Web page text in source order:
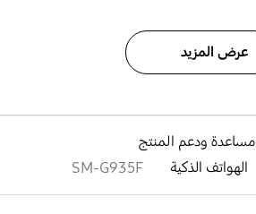
عرض المزيد
مساعدة ودعم المنتج
الهواتف الذكية SM-G935F